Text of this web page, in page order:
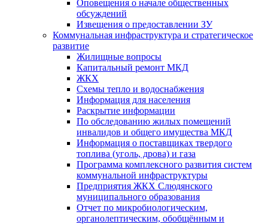
Оповещения о начале общественных
обсуждений
Извещения о предоставлении ЗУ
Коммунальная инфраструктура и стратегическое
развитие
Жилищные вопросы
Капитальный ремонт МКД
ЖКХ
Схемы тепло и водоснабжения
Информация для населения
Раскрытие информации
По обследованию жилых помещений
инвалидов и общего имущества МКД
Информация о поставщиках твердого
топлива (уголь, дрова) и газа
Программа комплексного развития систем
коммунальной инфраструктуры
Предприятия ЖКХ Слюдянского
муниципального образования
Отчет по микробиологическим,
органолептическим, обобщённым и